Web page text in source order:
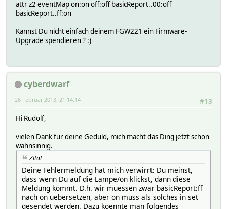
attr z2 eventMap on:on off:off basicReport..00:off
basicReport..ff:on
Kannst Du nicht einfach deinem FGW221 ein Firmware-
Upgrade spendieren ? :)
cyberdwarf
#13
26 Februar 2013, 21:14:14
Hi Rudolf,
vielen Dank für deine Geduld, mich macht das Ding jetzt schon
wahnsinnig.
Zitat
Deine Fehlermeldung hat mich verwirrt: Du meinst,
dass wenn Du auf die Lampe/on klickst, dann diese
Meldung kommt. D.h. wir muessen zwar basicReport:ff
nach on uebersetzen, aber on muss als solches in set
gesendet werden. Dazu koennte man folgendes